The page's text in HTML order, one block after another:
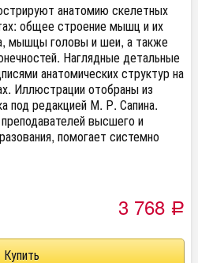
анатомию скелетных
общее строение мышц и их
мышцы головы и шеи, а также
Наглядные детальные
анатомических структур на
Иллюстрации отобраны из
под редакцией М. Р. Сапина.
высшего и
помогает системно
3 768 Р